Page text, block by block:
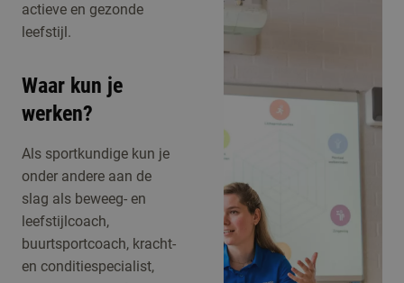
actieve en gezonde
leefstijl.
Waar kun je
werken?
Als sportkundige kun je
onder andere aan de
slag als beweeg- en
leefstijlcoach,
buurtsportcoach, kracht-
en conditiespecialist,